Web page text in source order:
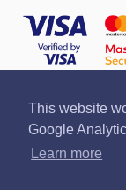
This website
Google
Learn more
Ziņo par pārkāpumu
Pirkšanas un